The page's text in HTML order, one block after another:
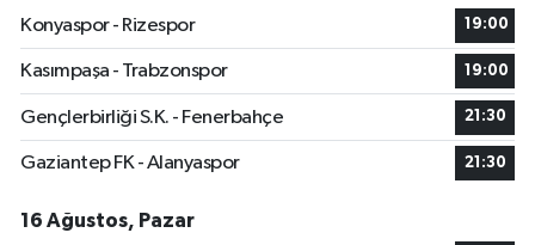
Konyaspor - Rizespor
19:00
Kasımpaşa - Trabzonspor 19:00
Gençlerbirliği S.K. - Fenerbahçe 21:30
Gaziantep FK - Alanyaspor 21:30
16 Ağustos, Pazar